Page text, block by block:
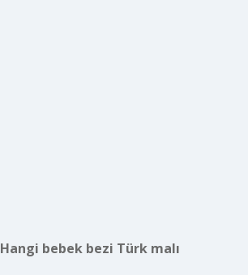
Hangi bebek bezi Türk malı